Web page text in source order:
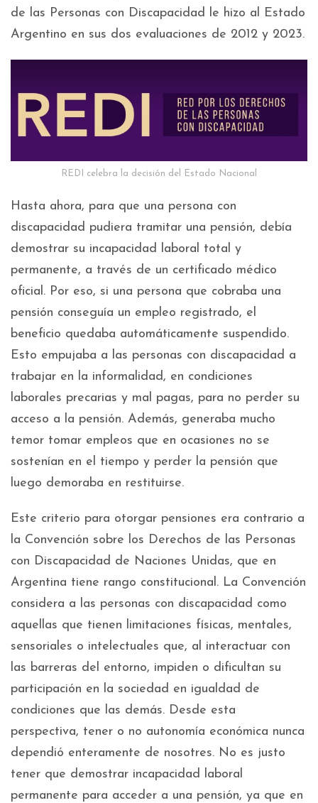
de las Personas con Discapacidad le hizo al Estado
Argentino en sus dos evaluaciones de 2012 y 2023.
REDI celebra la decisión del Estado Nacional
Hasta ahora, para que una persona con
discapacidad pudiera tramitar una pensión, debía
demostrar su incapacidad laboral total y
permanente, a través de un certificado médico
oficial. Por eso, si una persona que cobraba una
pensión conseguía un empleo registrado, el
beneficio quedaba automáticamente suspendido.
Esto empujaba a las personas con discapacidad a
trabajar en la informalidad, en condiciones
laborales precarias y mal pagas, para no perder su
acceso a la pensión. Además, generaba mucho
temor tomar empleos que en ocasiones no se
sostenían en el tiempo y perder la pensión que
luego demoraba en restituirse.
Este criterio para otorgar pensiones era contrario a
la Convención sobre los Derechos de las Personas
con Discapacidad de Naciones Unidas, que en
Argentina tiene rango constitucional. La Convención
considera a las personas con discapacidad como
aquellas que tienen limitaciones físicas, mentales,
sensoriales o intelectuales que, al interactuar con
las barreras del entorno, impiden o dificultan su
participación en la sociedad en igualdad de
condiciones que las demás. Desde esta
perspectiva, tener o no autonomía económica nunca
dependió enteramente de nosotres. No es justo
tener que demostrar incapacidad laboral
permanente para acceder a una pensión, ya que en